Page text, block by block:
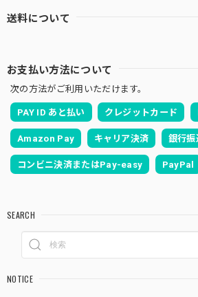
送料について
お支払い方法について
次の方法がご利用いただけます。
PAY ID あと払い クレジットカード
Amazon Pay キャリア決済 銀行振
コンビニ決済またはPay-easy PayPal
SEARCH
NOTICE